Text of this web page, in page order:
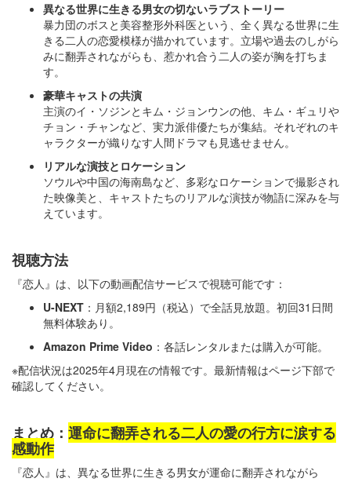
異なる世界に生きる男女の切ないラブストーリー
暴力団のボスと美容整形外科医という、全く異なる世界に生
きる二人の恋愛模様が描かれています。立場や過去のしがら
みに翻弄されながらも、惹かれ合う二人の姿が胸を打ちま
す。
豪華キャストの共演
主演のイ・ソジンとキム・ジョンウンの他、キム・ギュリや
チョン・チャンなど、実力派俳優たちが集結。それぞれのキ
ャラクターが織りなす人間ドラマも見逃せません。
リアルな演技とロケーション
ソウルや中国の海南島など、多彩なロケーションで撮影され
た映像美と、キャストたちのリアルな演技が物語に深みを与
えています。
視聴方法
『恋人』は、以下の動画配信サービスで視聴可能です：
U-NEXT ：月額2,189円（税込）で全話見放題。初回31日間
無料体験あり。
Amazon Prime Video ：各話レンタルまたは購入が可能。
※配信状況は2025年4月現在の情報です。最新情報はページ下部で
確認してください。
まとめ： 運命に翻弄される二人の愛の行方に涙する
感動作
『恋人』は、異なる世界に生きる男女が運命に翻弄されながら